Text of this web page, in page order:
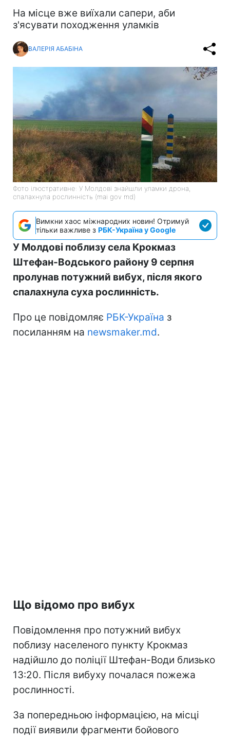
На місце вже виїхали сапери, аби
з'ясувати походження уламків
ВАЛЕРІЯ АБАБІНА
Фото ілюстративне: У Молдові знайшли уламки дрона,
спалахнула рослинність (mai gov md)
Вимкни хаос міжнародних новин! Отримуй
тільки важливе з РБК-Україна у Google
У Молдові поблизу села Крокмаз
Штефан-Водського району 9 серпня
пролунав потужний вибух, після якого
спалахнула суха рослинність.
Про це повідомляє РБК-Україна з
посиланням на newsmaker.md.
Що відомо про вибух
Повідомлення про потужний вибух
поблизу населеного пункту Крокмаз
надійшло до поліції Штефан-Води близько
13:20. Після вибуху почалася пожежа
рослинності.
За попередньою інформацією, на місці
події виявили фрагменти бойового